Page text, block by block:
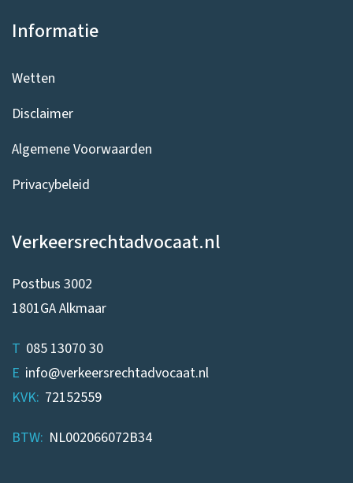
Informatie
Wetten
Disclaimer
Algemene Voorwaarden
Privacybeleid
Verkeersrechtadvocaat.nl
Postbus 3002
1801GA Alkmaar
T 085 13070 30
E info@verkeersrechtadvocaat.nl
KVK: 72152559
BTW: NL002066072B34